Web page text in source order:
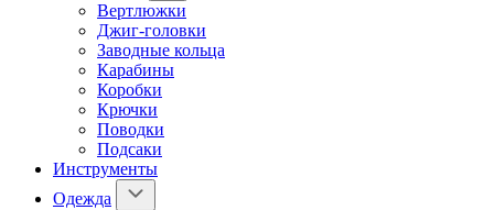
Вертлюжки
Джиг-головки
Заводные кольца
Карабины
Коробки
Крючки
Поводки
Подсаки
Инструменты
Одежда